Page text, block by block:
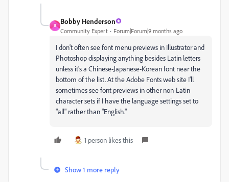
B
Bobby Henderson
Community Expert Forum|Forum|9 months ago
I don't often see font menu previews in Illustrator and
Photoshop displaying anything besides Latin letters
unless it's a Chinese-Japanese-Korean font near the
bottom of the list. At the Adobe Fonts web site I'll
sometimes see font previews in other non-Latin
character sets if I have the language settings set to
"all" rather than "English."
1 person likes this
Show 1 more reply